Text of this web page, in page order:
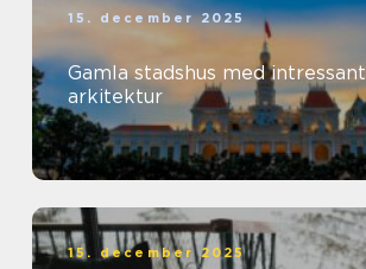
15. december 2025
Gamla stadshus med intressant
arkitektur
15. december 2025